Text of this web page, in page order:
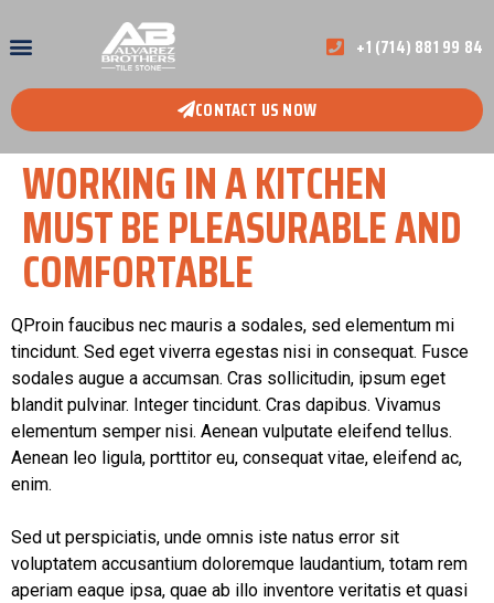
+1 (714) 881 99 84
CONTACT US NOW
WORKING IN A KITCHEN
MUST BE PLEASURABLE AND
COMFORTABLE
QProin faucibus nec mauris a sodales, sed elementum mi
tincidunt. Sed eget viverra egestas nisi in consequat. Fusce
sodales augue a accumsan. Cras sollicitudin, ipsum eget
blandit pulvinar. Integer tincidunt. Cras dapibus. Vivamus
elementum semper nisi. Aenean vulputate eleifend tellus.
Aenean leo ligula, porttitor eu, consequat vitae, eleifend ac,
enim.
Sed ut perspiciatis, unde omnis iste natus error sit
voluptatem accusantium doloremque laudantium, totam rem
aperiam eaque ipsa, quae ab illo inventore veritatis et quasi